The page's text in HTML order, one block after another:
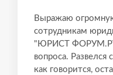
Выражаю
сотрудникам
"ЮРИСТ
вопроса. Развелся
как говорится,